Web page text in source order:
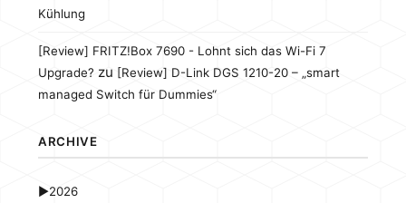
Kühlung
[Review] FRITZ!Box 7690 - Lohnt sich das Wi-Fi 7
Upgrade? zu [Review] D-Link DGS 1210-20 – „smart
managed Switch für Dummies“
ARCHIVE
►2026